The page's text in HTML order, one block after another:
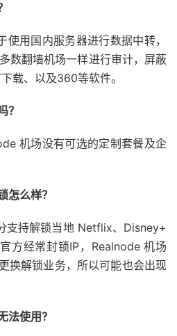
用国内服务器进行数据中转，
数翻墙机场一样进行审计，屏蔽
载、以及360等软件。
？
机场没有可选的定制套餐及企
怎么样？
支持解锁当地 Netflix、Disney+
方经常封锁IP，Realnode 机场
换解锁业务，所以可能也会出现
法使用？